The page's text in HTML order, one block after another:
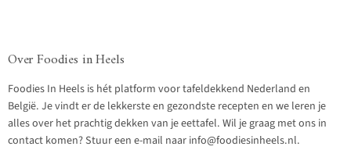
Over Foodies in Heels
Foodies In Heels is hét platform voor tafeldekkend Nederland en
België. Je vindt er de lekkerste en gezondste recepten en we leren je
alles over het prachtig dekken van je eettafel. Wil je graag met ons in
contact komen? Stuur een e-mail naar info@foodiesinheels.nl.